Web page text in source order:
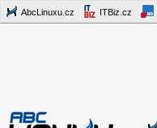
AbcLinuxu.cz ITBiz.cz